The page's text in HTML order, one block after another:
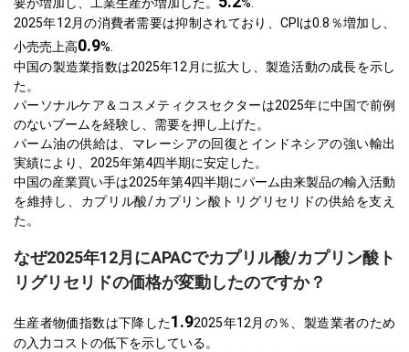
要が増加し、工業生産が増加した。
%.
2025年12月の消費者需要は抑制されており、CPIは0.8％増加し、
小売売上高0.9%.
中国の製造業指数は2025年12月に拡大し、製造活動の成長を示し
た。
パーソナルケア＆コスメティクスセクターは2025年に中国で前例
のないブームを経験し、需要を押し上げた。
パーム油の供給は、マレーシアの回復とインドネシアの強い輸出
実績により、2025年第4四半期に安定した。
中国の産業買い手は2025年第4四半期にパーム由来製品の輸入活動
を維持し、カプリル酸/カプリン酸トリグリセリドの供給を支え
た。
なぜ2025年12月にAPACでカプリル酸/カプリン酸ト
リグリセリドの価格が変動したのですか？
生産者物価指数は下降した1.92025年12月の％、製造業者のため
の入力コストの低下を示している。